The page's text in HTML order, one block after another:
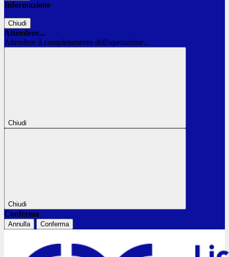
Informazione
Chiudi
Attendere...
Attendere il completamento dell'operazione...
Chiudi
Chiudi
Conferma
Annulla Conferma